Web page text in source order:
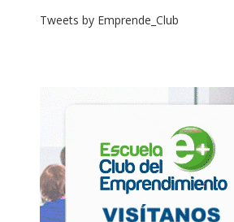
Tweets by Emprende_Club